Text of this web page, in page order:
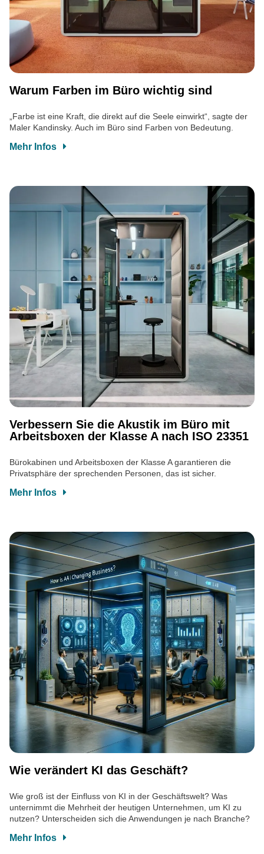
Warum Farben im Büro wichtig sind
„Farbe ist eine Kraft, die direkt auf die Seele einwirkt“, sagte der
Maler Kandinsky. Auch im Büro sind Farben von Bedeutung.
Mehr Infos
Verbessern Sie die Akustik im Büro mit
Arbeitsboxen der Klasse A nach ISO 23351
Bürokabinen und Arbeitsboxen der Klasse A garantieren die
Privatsphäre der sprechenden Personen, das ist sicher.
Mehr Infos
Wie verändert KI das Geschäft?
Wie groß ist der Einfluss von KI in der Geschäftswelt? Was
unternimmt die Mehrheit der heutigen Unternehmen, um KI zu
nutzen? Unterscheiden sich die Anwendungen je nach Branche?
Mehr Infos